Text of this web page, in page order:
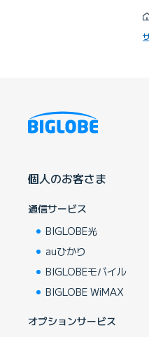
個人のお客さま
通信サービス
BIGLOBE光
auひかり
BIGLOBEモバイル
BIGLOBE WiMAX
オプションサービス